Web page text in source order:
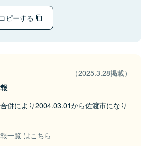
ピーする
（2025.3.28掲載）
併により2004.03.01から佐渡市になり
一覧 はこちら